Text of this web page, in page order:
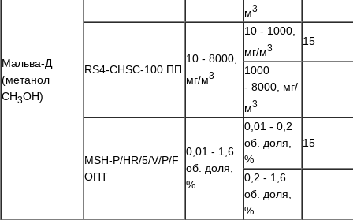
Мальва-Д
(метанол
СН3ОН)
м3
RS4-CHSC-100 ПП
10 - 8000,
мг/м3
10 - 1000,
мг/м3
15
1000
- 8000, мг/
м3
MSH-P/HR/5/V/P/F
ОПТ
0,01 - 1,6
об. доля,
%
0,01 - 0,2
об. доля,
%
15
0,2 - 1,6
об. доля,
%